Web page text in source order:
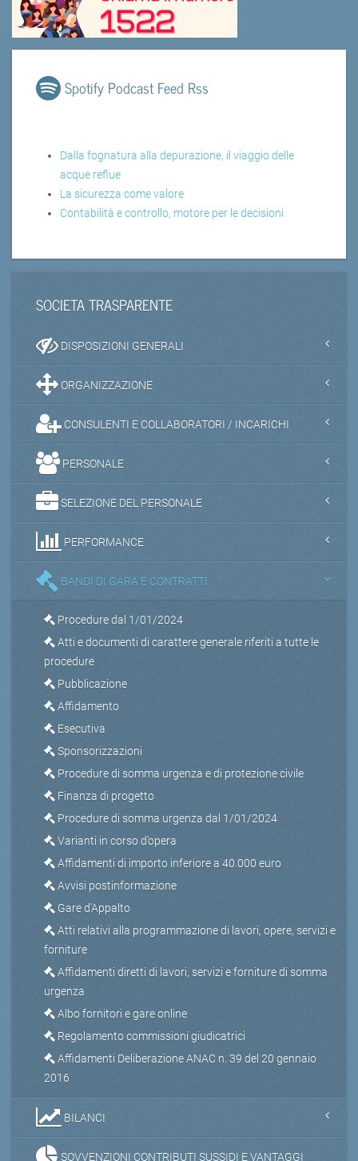
Spotify Podcast Feed Rss
Dalla fognatura alla depurazione, il viaggio delle
acque reflue
La sicurezza come valore
Contabilità e controllo, motore per le decisioni
SOCIETA TRASPARENTE
DISPOSIZIONI GENERALI
ORGANIZZAZIONE
CONSULENTI E COLLABORATORI / INCARICHI
PERSONALE
SELEZIONE DEL PERSONALE
PERFORMANCE
BANDI DI GARA E CONTRATTI
Procedure dal 1/01/2024
Atti e documenti di carattere generale riferiti a tutte le
procedure
Pubblicazione
Affidamento
Esecutiva
Sponsorizzazioni
Procedure di somma urgenza e di protezione civile
Finanza di progetto
Procedure di somma urgenza dal 1/01/2024
Varianti in corso d’opera
Affidamenti di importo inferiore a 40.000 euro
Avvisi postinformazione
Gare d'Appalto
Atti relativi alla programmazione di lavori, opere, servizi e
forniture
Affidamenti diretti di lavori, servizi e forniture di somma
urgenza
Albo fornitori e gare online
Regolamento commissioni giudicatrici
Affidamenti Deliberazione ANAC n. 39 del 20 gennaio
2016
BILANCI
SOVVENZIONI CONTRIBUTI SUSSIDI E VANTAGGI